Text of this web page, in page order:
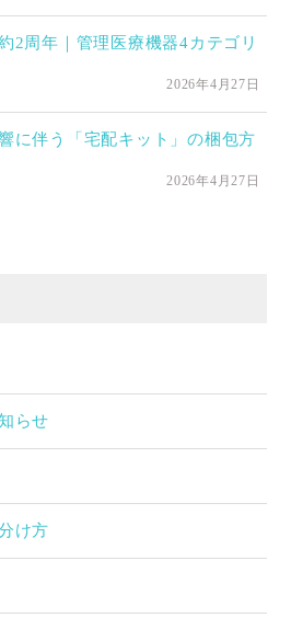
2周年｜管理医療機器4カテゴリ
2026年4月27日
に伴う「宅配キット」の梱包方
2026年4月27日
らせ
け方